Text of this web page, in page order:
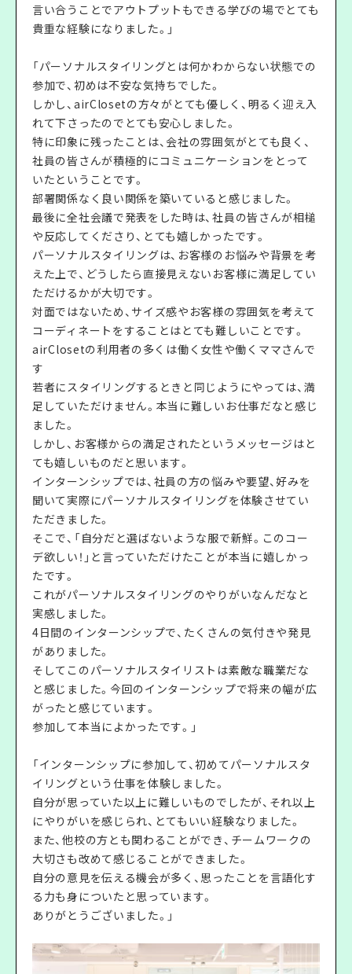
言い合うことでアウトプットもできる学びの場でとても
貴重な経験になりました。」
「パーソナルスタイリングとは何かわからない状態での
参加で、初めは不安な気持ちでした。
しかし、airClosetの方々がとても優しく、明るく迎え入
れて下さったのでとても安心しました。
特に印象に残ったことは、会社の雰囲気がとても良く、
社員の皆さんが積極的にコミュニケーションをとって
いたということです。
部署関係なく良い関係を築いていると感じました。
最後に全社会議で発表をした時は、社員の皆さんが相槌
や反応してくださり、とても嬉しかったです。
パーソナルスタイリングは、お客様のお悩みや背景を考
えた上で、どうしたら直接見えないお客様に満足してい
ただけるかが大切です。
対面ではないため、サイズ感やお客様の雰囲気を考えて
コーディネートをすることはとても難しいことです。
airClosetの利用者の多くは働く女性や働くママさんで
す
若者にスタイリングするときと同じようにやっては、満
足していただけません。本当に難しいお仕事だなと感じ
ました。
しかし、お客様からの満足されたというメッセージはと
ても嬉しいものだと思います。
インターンシップでは、社員の方の悩みや要望、好みを
聞いて実際にパーソナルスタイリングを体験させてい
ただきました。
そこで、「自分だと選ばないような服で新鮮。このコー
デ欲しい！」と言っていただけたことが本当に嬉しかっ
たです。
これがパーソナルスタイリングのやりがいなんだなと
実感しました。
4日間のインターンシップで、たくさんの気付きや発見
がありました。
そしてこのパーソナルスタイリストは素敵な職業だな
と感じました。今回のインターンシップで将来の幅が広
がったと感じています。
参加して本当によかったです。」
「インターンシップに参加して、初めてパーソナルスタ
イリングという仕事を体験しました。
自分が思っていた以上に難しいものでしたが、それ以上
にやりがいを感じられ、とてもいい経験なりました。
また、他校の方とも関わることができ、チームワークの
大切さも改めて感じることができました。
自分の意見を伝える機会が多く、思ったことを言語化す
る力も身についたと思っています。
ありがとうございました。」